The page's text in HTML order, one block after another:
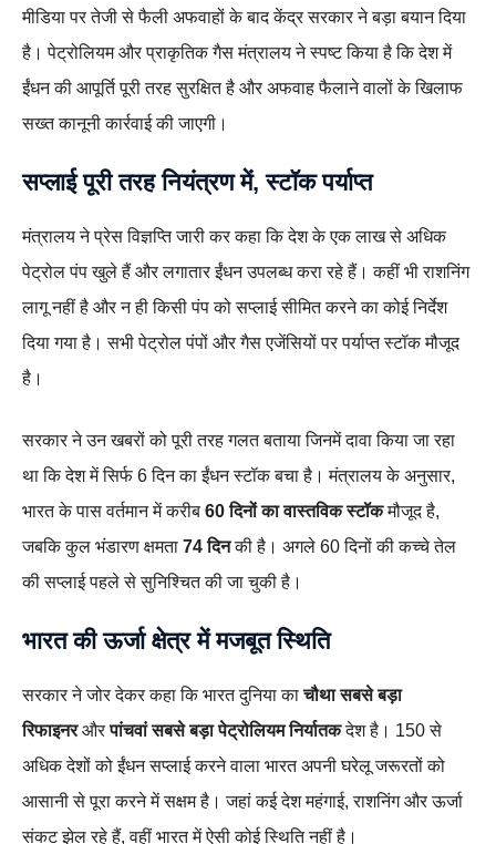
मीडिया पर तेजी से फैली अफवाहों के बाद केंद्र सरकार ने बड़ा बयान दिया
है। पेट्रोलियम और प्राकृतिक गैस मंत्रालय ने स्पष्ट किया है कि देश में
ईंधन की आपूर्ति पूरी तरह सुरक्षित है और अफवाह फैलाने वालों के खिलाफ
सख्त कानूनी कार्रवाई की जाएगी।
सप्लाई पूरी तरह नियंत्रण में, स्टॉक पर्याप्त
मंत्रालय ने प्रेस विज्ञप्ति जारी कर कहा कि देश के एक लाख से अधिक
पेट्रोल पंप खुले हैं और लगातार ईंधन उपलब्ध करा रहे हैं। कहीं भी राशनिंग
लागू नहीं है और न ही किसी पंप को सप्लाई सीमित करने का कोई निर्देश
दिया गया है। सभी पेट्रोल पंपों और गैस एजेंसियों पर पर्याप्त स्टॉक मौजूद
है।
सरकार ने उन खबरों को पूरी तरह गलत बताया जिनमें दावा किया जा रहा
था कि देश में सिर्फ 6 दिन का ईंधन स्टॉक बचा है। मंत्रालय के अनुसार,
भारत के पास वर्तमान में करीब 60 दिनों का वास्तविक स्टॉकमौजूद है,
जबकि कुल भंडारण क्षमता 74 दिनकी है। अगले 60 दिनों की कच्चे तेल
की सप्लाई पहले से सुनिश्चित की जा चुकी है।
भारत की ऊर्जा क्षेत्र में मजबूत स्थिति
सरकार ने जोर देकर कहा कि भारत दुनिया काचौथा सबसे बड़ा
रिफाइनरऔरपांचवां सबसे बड़ा पेट्रोलियम निर्यातकदेश है। 150 से
अधिक देशों को ईंधन सप्लाई करने वाला भारत अपनी घरेलू जरूरतों को
आसानी से पूरा करने में सक्षम है। जहां कई देश महंगाई, राशनिंग और ऊर्जा
संकट झेल रहे हैं, वहीं भारत में ऐसी कोई स्थिति नहीं है।